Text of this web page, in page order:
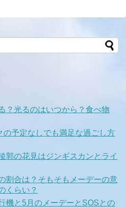
？光るのはいつから？食べ物
の予定なしでも満足な過ごし方
郭の花見はジンギスカンとライ
割合は？そもそもメーデーの意
くらい？
機と5月のメーデーとSOSとの